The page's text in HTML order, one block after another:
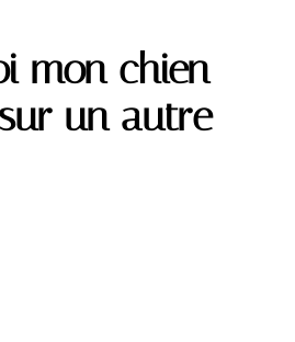
mon chien
un autre